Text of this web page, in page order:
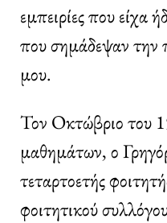
εμπειρίες που είχα
που σημάδεψαν την
μου.
Τον Οκτώβριο του
μαθημάτων, ο
τεταρτοετής
φοιτητικού